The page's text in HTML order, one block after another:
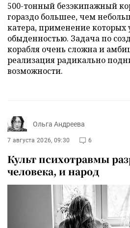
500-тонный безэкипажный
гораздо большее, чем
катера, применение которых
обыденностью. Задача по
корабля очень сложна и
реализация радикально
возможности.
Ольга Андреева
7 августа 2026, 09:30 6
Культ психотравмы
человека, и народ